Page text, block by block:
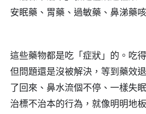
安眠藥、胃藥、過敏藥、鼻涕藥
這些藥物都是吃「症狀」的。吃
但問題還是沒被解決，等到藥效
了回來、鼻水流個不停、一樣失
治標不治本的行為，就像明明地